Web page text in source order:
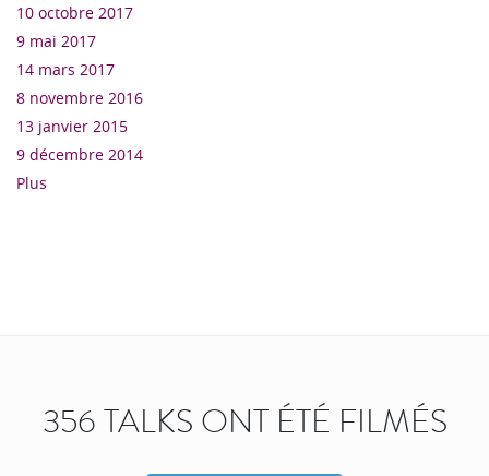
10 octobre 2017
9 mai 2017
14 mars 2017
8 novembre 2016
13 janvier 2015
9 décembre 2014
Plus
356 TALKS ONT ÉTÉ FILMÉS